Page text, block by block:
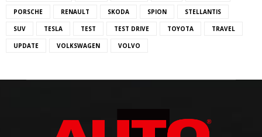
PORSCHE RENAULT SKODA SPION STELLANTIS
SUV TESLA TEST TEST DRIVE TOYOTA TRAVEL
UPDATE VOLKSWAGEN VOLVO